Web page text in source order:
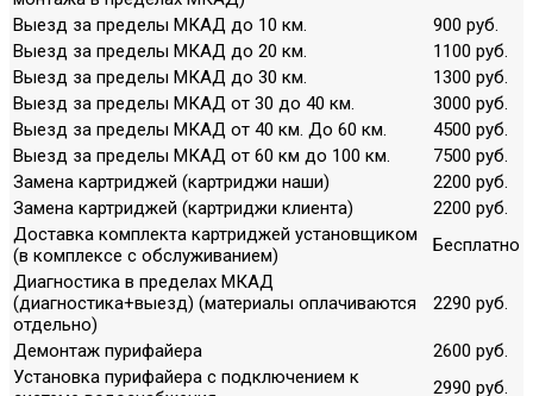
Выезд за пределы МКАД до 10 км.
900 руб.
Выезд за пределы МКАД до 20 км.
1100 руб.
Выезд за пределы МКАД до 30 км.
1300 руб.
Выезд за пределы МКАД от 30 до 40 км.
3000 руб.
Выезд за пределы МКАД от 40 км. До 60 км.
4500 руб.
Выезд за пределы МКАД от 60 км до 100 км.
7500 руб.
Замена картриджей (картриджи наши)
2200 руб.
Замена картриджей (картриджи клиента)
2200 руб.
Доставка комплекта картриджей установщиком
(в комплексе с обслуживанием)
Бесплатно
Диагностика в пределах МКАД
(диагностика+выезд) (материалы оплачиваются
отдельно)
2290 руб.
Демонтаж пурифайера
2600 руб.
Установка пурифайера с подключением к
2990 руб.